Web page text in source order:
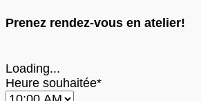
Prenez rendez-vous en atelier!
Loading...
Heure souhaitée*